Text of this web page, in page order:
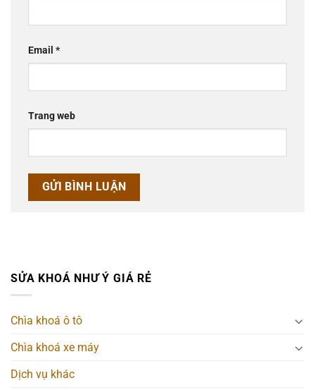
Email *
Trang web
SỬA KHOÁ NHƯ Ý GIÁ RẺ
Chìa khoá ô tô
Chìa khoá xe máy
Dịch vụ khác